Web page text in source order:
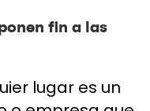
fin a las
lugar es un